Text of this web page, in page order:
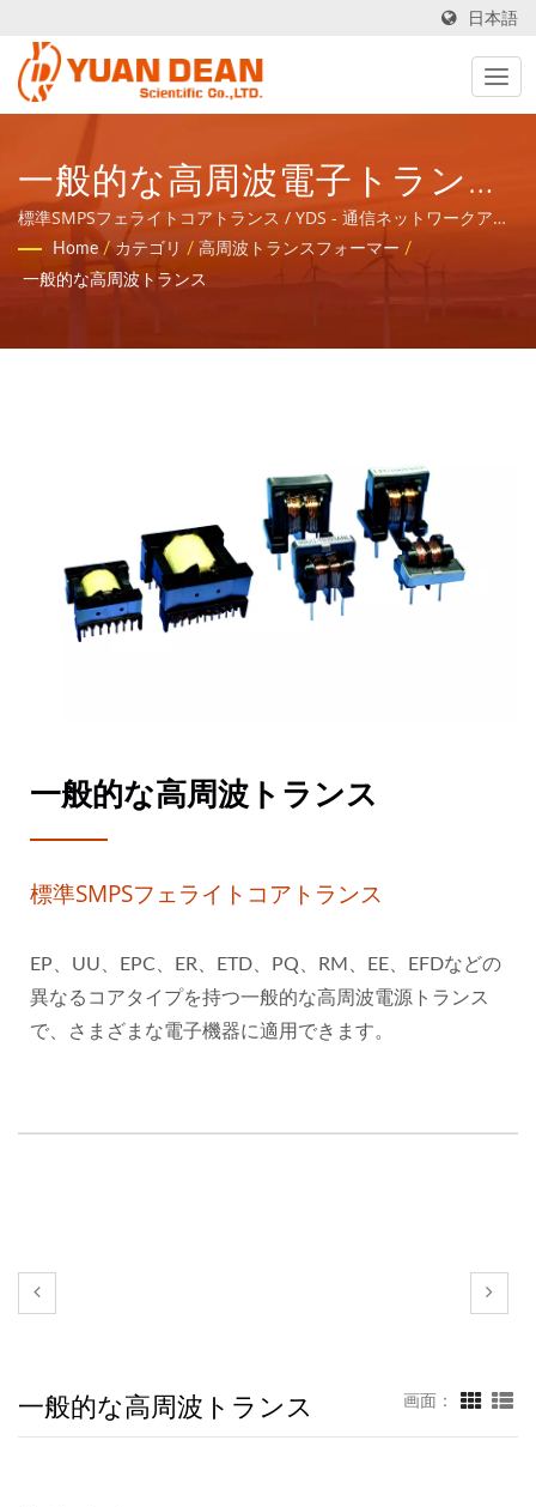
日本語
一般的な高周波電子トランス
/ YDS - 通信ネットワークア
プリケーションの磁気コンポ
標準SMPSフェライトコアトランス / YDS - 通信ネットワークアプ
リケーションの磁気コンポーネントと電力製品のトータルソリュ
ーションを提供します。
Home / カテゴリ / 高周波トランスフォーマー /
一般的な高周波トランス
一般的な高周波トランス
標準SMPSフェライトコアトランス
EP、UU、EPC、ER、ETD、PQ、RM、EE、EFDなどの
異なるコアタイプを持つ一般的な高周波電源トランス
で、さまざまな電子機器に適用できます。
一般的な高周波トランス 画面：